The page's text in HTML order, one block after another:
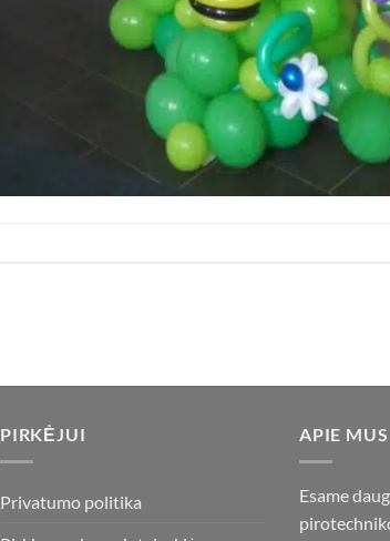
PIRKĖJUI
Privatumo politika
APIE MUS
Esame